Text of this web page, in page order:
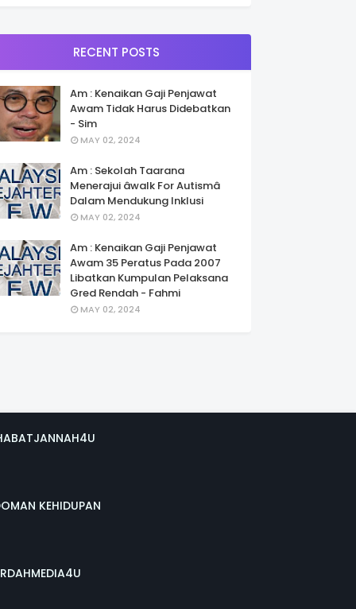
RECENT POSTS
Am : Kenaikan Gaji Penjawat
Awam Tidak Harus Didebatkan
- Sim
MAY 02, 2024
Am : Sekolah Taarana
Menerajui âwalk For Autismâ
Dalam Mendukung Inklusi
MAY 02, 2024
Am : Kenaikan Gaji Penjawat
Awam 35 Peratus Pada 2007
Libatkan Kumpulan Pelaksana
Gred Rendah - Fahmi
MAY 02, 2024
KEHIDUPAN